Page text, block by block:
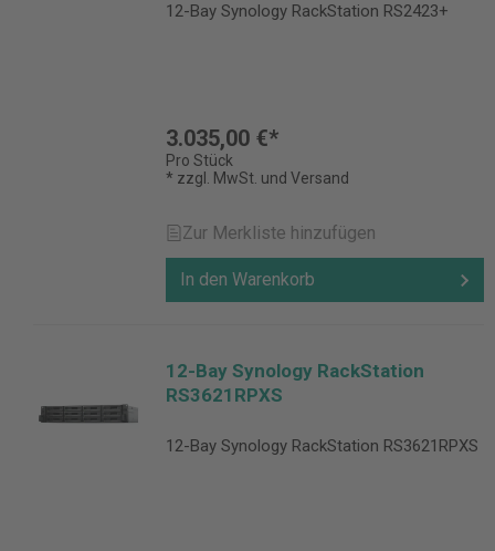
12-Bay Synology RackStation RS2423+
3.035,00 €*
Pro Stück
* zzgl. MwSt. und Versand
Zur Merkliste hinzufügen
In den Warenkorb
12-Bay Synology RackStation
RS3621RPXS
12-Bay Synology RackStation RS3621RPXS